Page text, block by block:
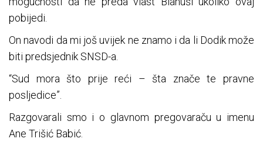
pobijedi.
On navodi da mi još uvijek ne znamo i da li Dodik može
biti predsjednik SNSD-a.
“Sud mora što prije reći – šta znače te pravne
posljedice”.
Razgovarali smo i o glavnom pregovaraču u imenu
Ane Trišić Babić.